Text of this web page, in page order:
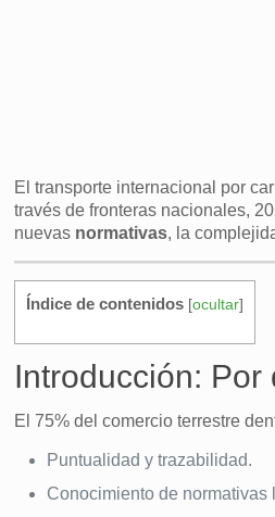
El transporte internacional por
través de fronteras nacionales,
nuevas normativas, la
Índice de contenidos [ocultar]
Introducción:
El 75% del comercio terrestre
Puntualidad y trazabilidad.
Conocimiento de